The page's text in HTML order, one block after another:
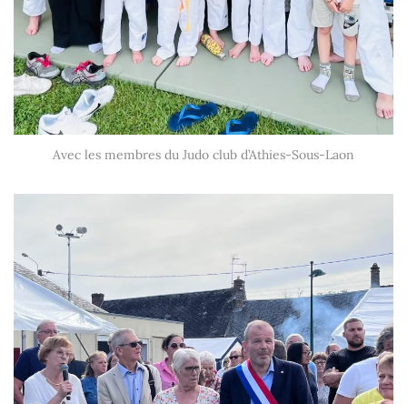
Avec les membres du Judo club d’Athies-Sous-Laon